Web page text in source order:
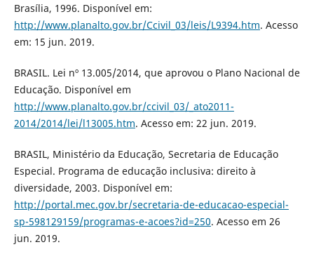
Brasília, 1996. Disponível em:
http://www.planalto.gov.br/Ccivil_03/leis/L9394.htm. Acesso
em: 15 jun. 2019.
BRASIL. Lei nº 13.005/2014, que aprovou o Plano Nacional de
Educação. Disponível em
http://www.planalto.gov.br/ccivil_03/_ato2011-
2014/2014/lei/l13005.htm. Acesso em: 22 jun. 2019.
BRASIL, Ministério da Educação, Secretaria de Educação
Especial. Programa de educação inclusiva: direito à
diversidade, 2003. Disponível em:
http://portal.mec.gov.br/secretaria-de-educacao-especial-
sp-598129159/programas-e-acoes?id=250. Acesso em 26
jun. 2019.